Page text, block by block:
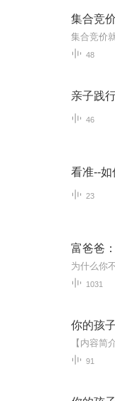
集合竞
48
亲子践
46
看准--
23
富爸爸
1031
你的孩
91